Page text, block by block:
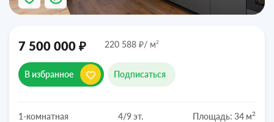
7 500 000 ₽ 220 588 ₽/ м2
В избранное Подписаться
1-комнатная 4/9 эт. Площадь: 34 м2